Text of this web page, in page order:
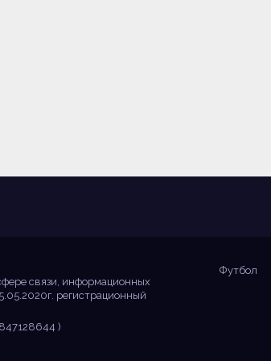
связи, информационных
регистрационный
)
Футбол